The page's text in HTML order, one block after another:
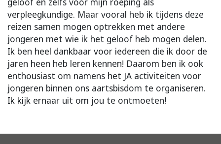
verpleegkundige. Maar vooral heb ik tijdens deze
reizen samen mogen optrekken met andere
jongeren met wie ik het geloof heb mogen delen.
Ik ben heel dankbaar voor iedereen die ik door de
jaren heen heb leren kennen! Daarom ben ik ook
enthousiast om namens het JA activiteiten voor
jongeren binnen ons aartsbisdom te organiseren.
Ik kijk ernaar uit om jou te ontmoeten!